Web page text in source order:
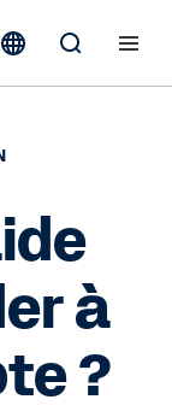
à
?